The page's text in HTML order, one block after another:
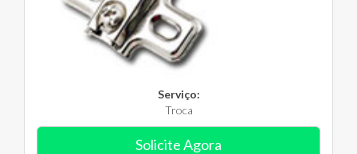
Serviço:
Troca
Solicite Agora